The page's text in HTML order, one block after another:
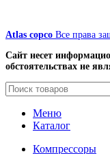
Atlas copco Все права
Сайт несет
обстоятельствах не
Меню
Каталог
Компрессоры